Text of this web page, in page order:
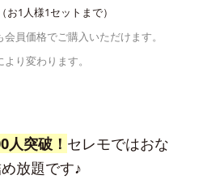
（お1人様1セットまで）
員価格でご購入いただけます。
り変わります。
人突破！ セレモではおな
放題です♪